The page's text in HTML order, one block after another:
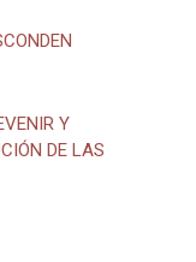
Y
DE LAS